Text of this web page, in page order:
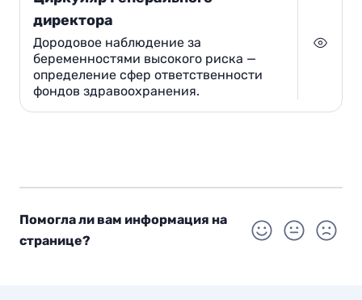
директора
Дородовое наблюдение за
беременностями высокого риска —
определение сфер ответственности
фондов здравоохранения.
Помогла ли вам информация на
странице?